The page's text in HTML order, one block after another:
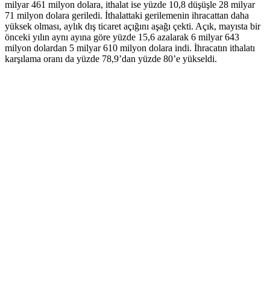
milyar 461 milyon dolara, ithalat ise yüzde 10,8 düşüşle 28 milyar
71 milyon dolara geriledi. İthalattaki gerilemenin ihracattan daha
yüksek olması, aylık dış ticaret açığını aşağı çekti. Açık, mayısta bir
önceki yılın aynı ayına göre yüzde 15,6 azalarak 6 milyar 643
milyon dolardan 5 milyar 610 milyon dolara indi. İhracatın ithalatı
karşılama oranı da yüzde 78,9’dan yüzde 80’e yükseldi.